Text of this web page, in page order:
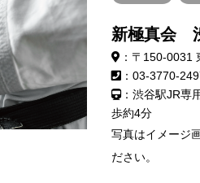
新極真会
：〒150-0031
：03-3770-
：渋谷駅JR専
歩約4分
写真はイメージ
ださい。